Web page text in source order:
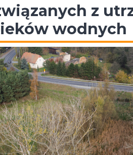
z
wodnych